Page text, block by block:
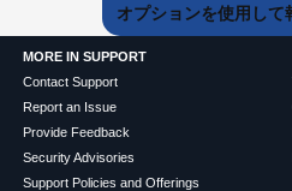
オプションを使用して
MORE IN SUPPORT
Contact Support
Report an Issue
Provide Feedback
Security Advisories
Support Policies and Offerings